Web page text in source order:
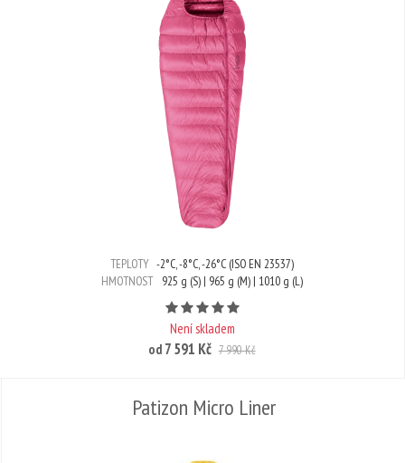
TEPLOTY -2°C, -8°C, -26°C (ISO EN 23537)
HMOTNOST
925 g (S) | 965 g (M) | 1010 g (L)
Není skladem
od 7 591 Kč 7 990 Kč
Patizon Micro Liner